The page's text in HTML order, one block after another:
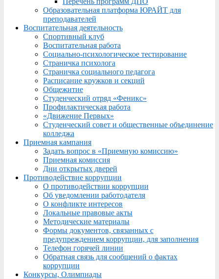
Образовательная платформа ЮРАЙТ для
преподавателей
Воспитательная деятельность
Спортивный клуб
Воспитательная работа
Социально-психологическое тестирование
Страничка психолога
Страничка социального педагога
Расписание кружков и секций
Общежитие
Студенческий отряд «Феникс»
Профилактическая работа
«Движение Первых»
Студенческий совет и общественные объединение
колледжа
Приемная кампания
Задать вопрос в «Приемную комиссию»
Приемная комиссия
Дни открытых дверей
Противодействие коррупции
О противодействии коррупции
Об уведомлении работодателя
О конфликте интересов
Локальные правовые акты
Методические материалы
Формы документов, связанных с
предупреждением коррупции, для заполнения
Телефон горячей линии
Обратная связь для сообщений о фактах
коррупции
Конкурсы, Олимпиады